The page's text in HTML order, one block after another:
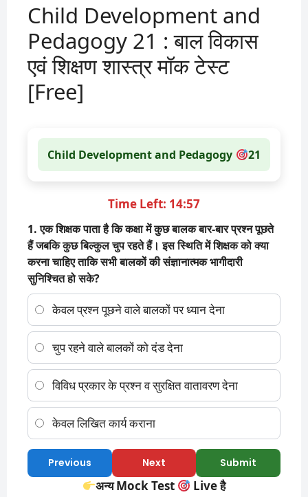
Child Development and
Pedagogy 21 : बाल विकास
एवं शिक्षण शास्त्र मॉक टेस्ट
[Free]
Child Development and Pedagogy 21
Time Left: 14:56
1. एक शिक्षक पाता है कि कक्षा में कुछ बालक बार-बार प्रश्न पूछते
हैं जबकि कुछ बिल्कुल चुप रहते हैं। इस स्थिति में शिक्षक को क्या
करना चाहिए ताकि सभी बालकों की संज्ञानात्मक भागीदारी
सुनिश्चित हो सके?
केवल प्रश्न पूछने वाले बालकों पर ध्यान देना
चुप रहने वाले बालकों को दंड देना
विविध प्रकार के प्रश्न व सुरक्षित वातावरण देना
केवल लिखित कार्य कराना
Previous Next Submit
अन्य Mock Test Live है